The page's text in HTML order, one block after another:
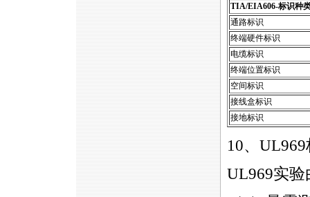
TIA/EIA606-标识种
通路标识
终端硬件标识
电缆标识
终端位置标识
空间标识
接线盒标识
接地标识
10、
UL969实